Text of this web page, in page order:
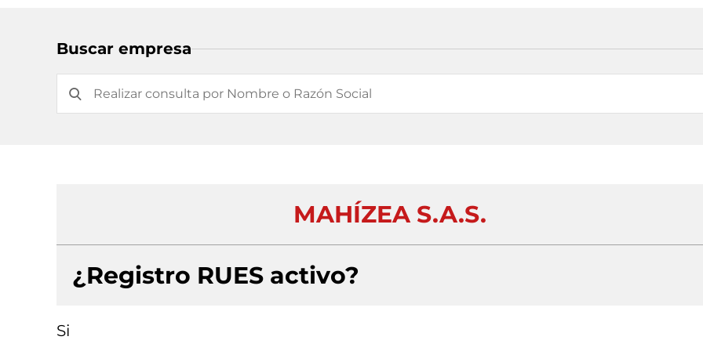
Buscar empresa
MAHÍZEA S.A.S.
¿Registro RUES activo?
Si